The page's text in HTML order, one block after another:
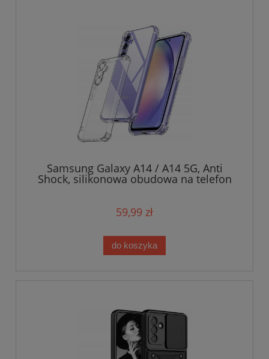
Samsung Galaxy A14 / A14 5G, Anti
Shock, silikonowa obudowa na telefon
59,99 zł
do koszyka